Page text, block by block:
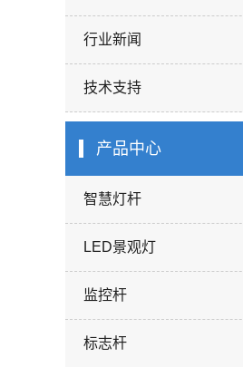
行业新闻
技术支持
产品中心
智慧灯杆
LED景观灯
监控杆
标志杆